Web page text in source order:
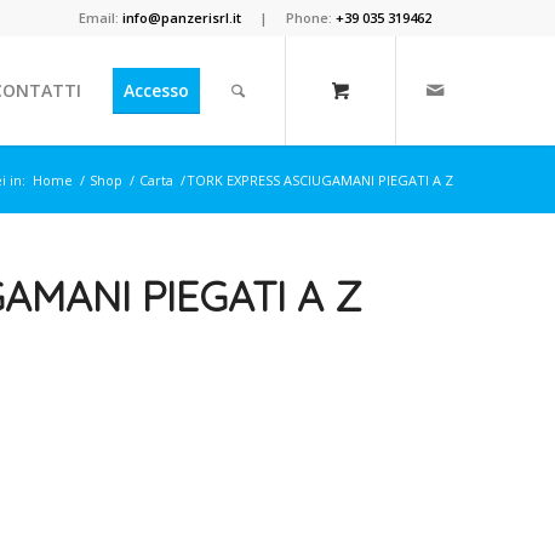
Email:info@panzerisrl.it | Phone:+39 035 319462
Accesso
in: Home / Shop / Carta /TORK EXPRESS ASCIUGAMANI PIEGATI A Z
PIEGATI A Z